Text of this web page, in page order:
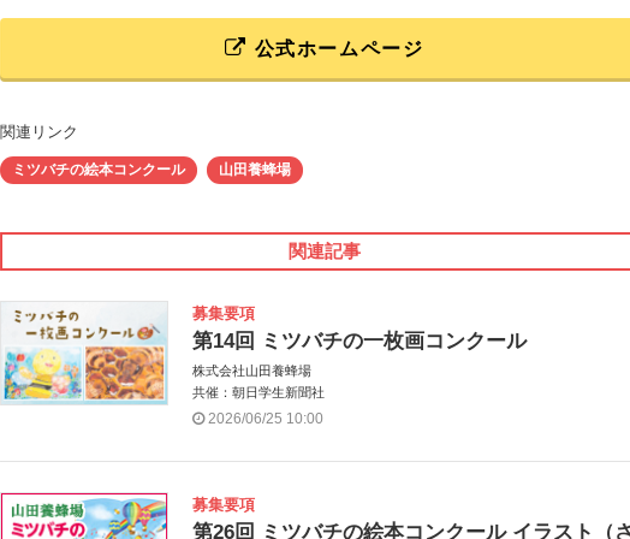
公式ホームページ
関連リンク
ミツバチの絵本コンクール 山田養蜂場
関連記事
募集要項
第14回 ミツバチの一枚画コンクール
株式会社山田養蜂場
共催：朝日学生新聞社
2026/06/25 10:00
募集要項
第26回 ミツバチの絵本コンクール イラスト（